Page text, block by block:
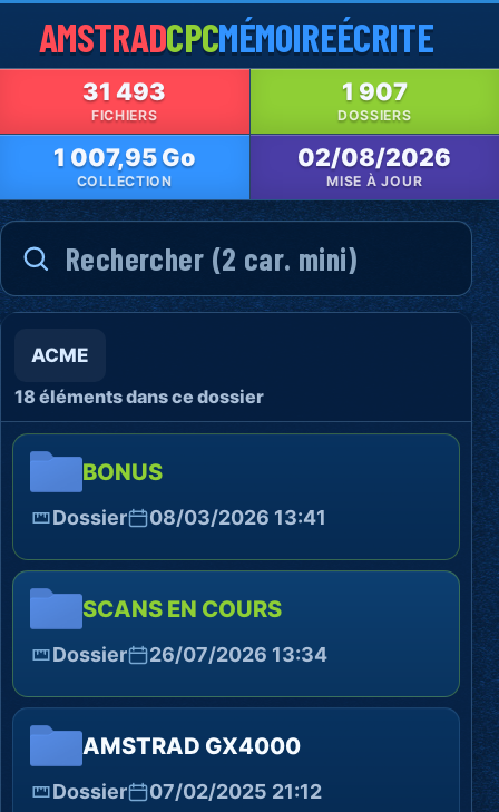
AMSTRADCPCMÉMOIREÉCRITE
31 493
FICHIERS
1 907
DOSSIERS
1 007,95 Go
COLLECTION
02/08/2026
MISE À JOUR
ACME
18 éléments dans ce dossier
BONUS
Dossier 08/03/2026 13:41
SCANS EN COURS
Dossier 26/07/2026 13:34
AMSTRAD GX4000
Dossier 07/02/2025 21:12